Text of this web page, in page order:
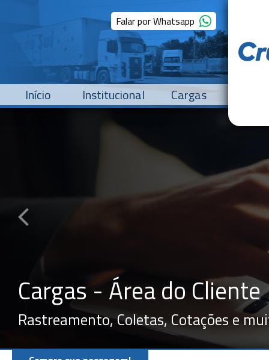
Falar por Whatsapp
Início Institucional Cargas
Cargas - Área do Cliente
Rastreamento, Coletas, Cotações e